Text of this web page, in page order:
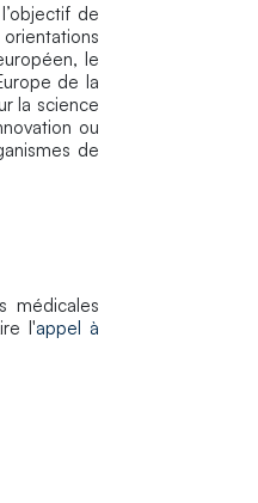
de
le
de la
la science
ou
de
médicales
l'appel à